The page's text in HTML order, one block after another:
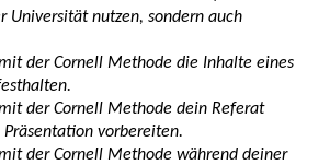
Universität nutzen, sondern auch
der Cornell Methode die Inhalte eines
der Cornell Methode dein Referat
vorbereiten.
der Cornell Methode während deiner